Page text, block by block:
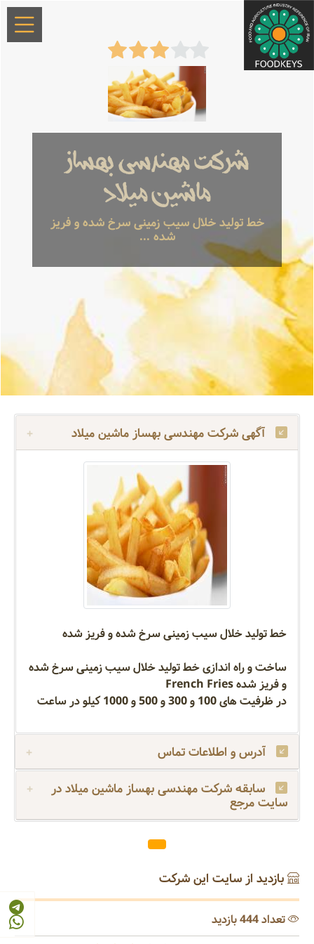
شرکت مهندسی بهساز
ماشین میلاد
خط تولید خلال سیب زمینی سرخ شده و فریز
شده ...
آگهی شرکت مهندسی بهساز ماشین میلاد
خط تولید خلال سیب زمینی سرخ شده و فریز شده
ساخت و راه اندازی خط تولید خلال سیب زمینی سرخ شده
و فریز شده French Fries
در ظرفیت های 100 و 300 و 500 و 1000 کیلو در ساعت
آدرس و اطلاعات تماس
سابقه شرکت مهندسی بهساز ماشین میلاد در
سایت مرجع
بازدید از سایت این شرکت
تعداد 444 بازدید